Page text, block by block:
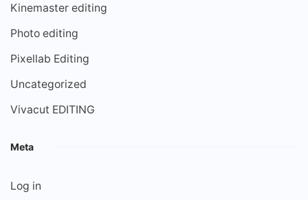
Kinemaster editing
Photo editing
Pixellab Editing
Uncategorized
Vivacut EDITING
Meta
Log in